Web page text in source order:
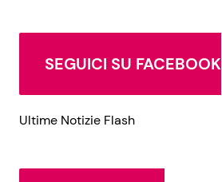
SEGUICI SU FACEBOOK
Ultime Notizie Flash